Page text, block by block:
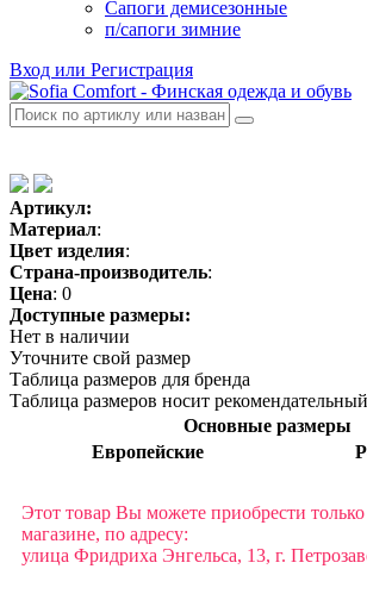
Сапоги демисезонные
п/сапоги зимние
Вход или Регистрация
Артикул:
Материал:
Цвет изделия:
Страна-производитель:
Цена: 0
Доступные размеры:
Нет в наличии
Уточните свой размер
Таблица размеров для бренда
Таблица размеров носит
Основные размеры
Европейские
Этот товар Вы можете приобрести
магазине, по адресу:
улица Фридриха Энгельса, 13, г.